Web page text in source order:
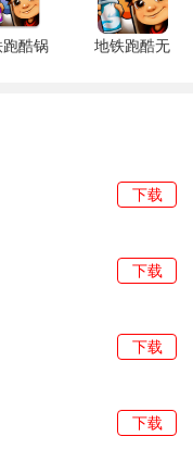
跑酷锅
地铁跑酷无
下载
下载
下载
下载